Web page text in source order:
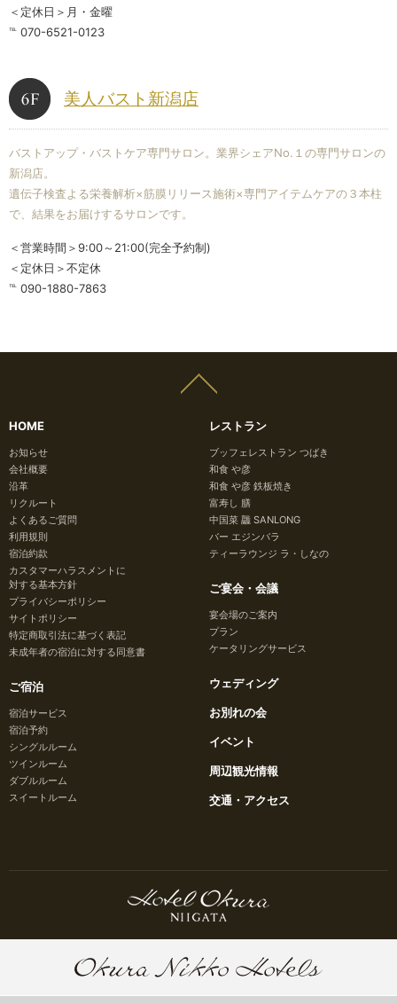
＜定休日＞月・金曜
℡ 070-6521-0123
美人バスト新潟店
バストアップ・バストケア専門サロン。業界シェアNo.１の専門サロンの
新潟店。
遺伝子検査よる栄養解析×筋膜リリース施術×専門アイテムケアの３本柱
で、結果をお届けするサロンです。
＜営業時間＞9:00～21:00(完全予約制)
＜定休日＞不定休
℡ 090-1880-7863
HOME
お知らせ
会社概要
沿革
リクルート
よくあるご質問
利用規則
宿泊約款
カスタマーハラスメントに
対する基本方針
プライバシーポリシー
サイトポリシー
特定商取引法に基づく表記
未成年者の宿泊に対する同意書
ご宿泊
宿泊サービス
宿泊予約
シングルルーム
ツインルーム
ダブルルーム
スイートルーム
レストラン
ブッフェレストラン つばき
和食 や彦
和食 や彦 鉄板焼き
富寿し 膳
中国菜 龘 SANLONG
バー エジンバラ
ティーラウンジ ラ・しなの
ご宴会・会議
宴会場のご案内
プラン
ケータリングサービス
ウェディング
お別れの会
イベント
周辺観光情報
交通・アクセス